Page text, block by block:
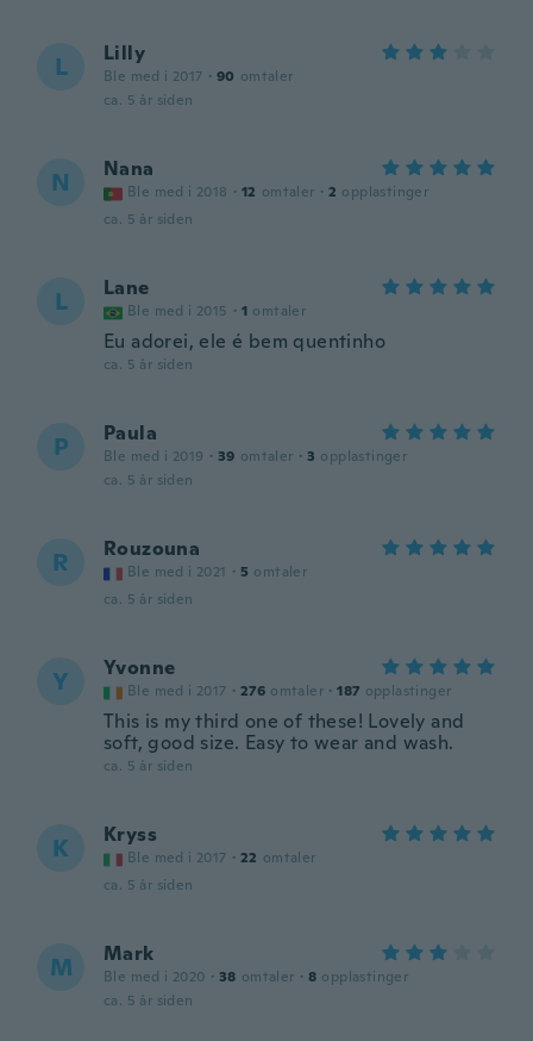
L Lilly
Ble med i 2017 · 90 omtaler
ca. 5 år siden
N Nana
Ble med i 2018 · 12 omtaler · 2 opplastinger
ca. 5 år siden
L Lane
Ble med i 2015 · 1 omtaler
Eu adorei, ele é bem quentinho
ca. 5 år siden
P Paula
Ble med i 2019 · 39 omtaler · 3 opplastinger
ca. 5 år siden
R Rouzouna
Ble med i 2021 · 5 omtaler
ca. 5 år siden
Y Yvonne
Ble med i 2017 · 276 omtaler · 187 opplastinger
This is my third one of these! Lovely and
soft, good size. Easy to wear and wash.
ca. 5 år siden
K Kryss
Ble med i 2017 · 22 omtaler
ca. 5 år siden
M Mark
Ble med i 2020 · 38 omtaler · 8 opplastinger
ca. 5 år siden